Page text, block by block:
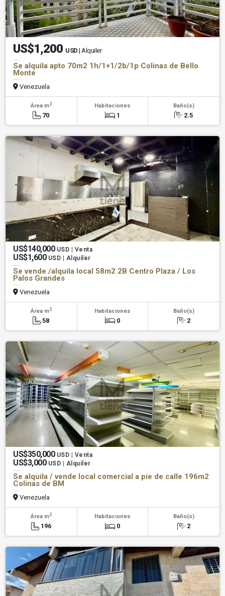
US$1,200 USD | Alquiler
Se alquila apto 70m2 1h/1+1/2b/1p Colinas de Bello
Monte
Venezuela
Área m2
70
Habitaciones
1
Baño(s)
2.5
US$140,000 USD | Venta
US$1,600 USD | Alquiler
Se vende /alquila local 58m2 2B Centro Plaza / Los
Palos Grandes
Venezuela
Área m2
58
Habitaciones
0
Baño(s)
2
US$350,000 USD | Venta
US$3,000 USD | Alquiler
Se alquila / vende local comercial a pie de calle 196m2
Colinas de BM
Venezuela
Área m2
196
Habitaciones
0
Baño(s)
2